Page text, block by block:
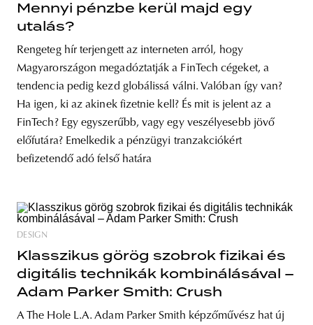
Mennyi pénzbe kerül majd egy
utalás?
Rengeteg hír terjengett az interneten arról, hogy
Magyarországon megadóztatják a FinTech cégeket, a
tendencia pedig kezd globálissá válni. Valóban így van?
Ha igen, ki az akinek fizetnie kell? És mit is jelent az a
FinTech? Egy egyszerűbb, vagy egy veszélyesebb jövő
előfutára? Emelkedik a pénzügyi tranzakciókért
befizetendő adó felső határa
DESIGN
Klasszikus görög szobrok fizikai és
digitális technikák kombinálásával –
Adam Parker Smith: Crush
A The Hole L.A. Adam Parker Smith képzőművész hat új